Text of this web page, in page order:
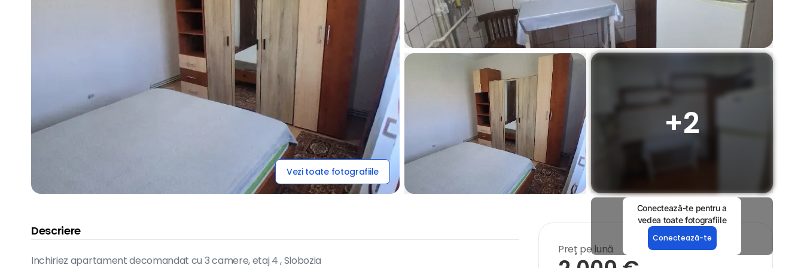
Vezi toate fotografiile
Conectează-te pentru a
vedea toate fotografiile
Conectează-te
+2
Descriere
Inchiriez apartament decomandat cu 3 camere, etaj 4 , Slobozia
Preț pe lună